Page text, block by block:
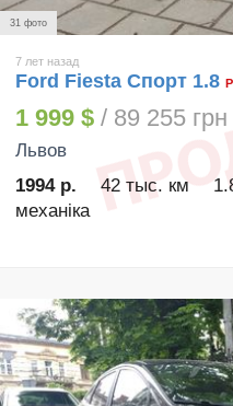
31 фото
7 лет назад
Ford Fiesta Спорт 1.8
1 999 $ / 89 255 грн
Львов
1994 р.
42 тыс. км
механіка